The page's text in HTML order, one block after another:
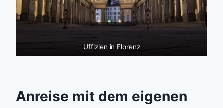
Uffizien in Florenz
Anreise mit dem eigenen